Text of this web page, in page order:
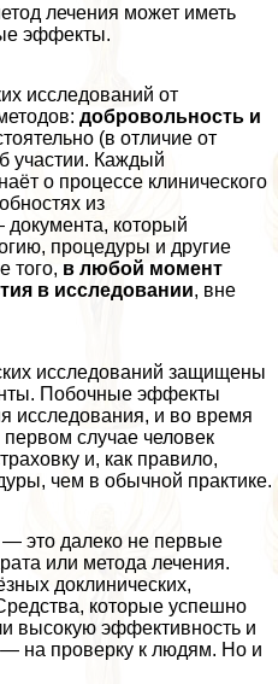
лечения может иметь
эффекты.
исследований от
добровольность и
(в отличие от
участии. Каждый
о процессе клинического
из
который
процедуры и другие
того, в любой момент
в исследовании, вне
исследований защищены
Побочные эффекты
исследования, и во время
случае человек
и, как правило,
чем в обычной пpaктике.
— это далеко не первые
или метода лечения.
доклинических,
которые успешно
высокую эффективность и
— на проверку к людям. Но и